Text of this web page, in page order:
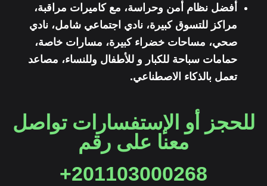
أفضل نظام أمن وحراسة، مع كاميرات مراقبة،
مراكز للتسوق كبيرة، نادي اجتماعي شامل، نادي
صحي، مساحات خضراء كبيرة، مسارات خاصة،
حمامات سباحة للكبار و للأطفال وللنساء، مصاعد
تعمل بالذكاء الاصطناعي.
للحجز أو الإستفسارات تواصل
معنا على رقم
201103000268+